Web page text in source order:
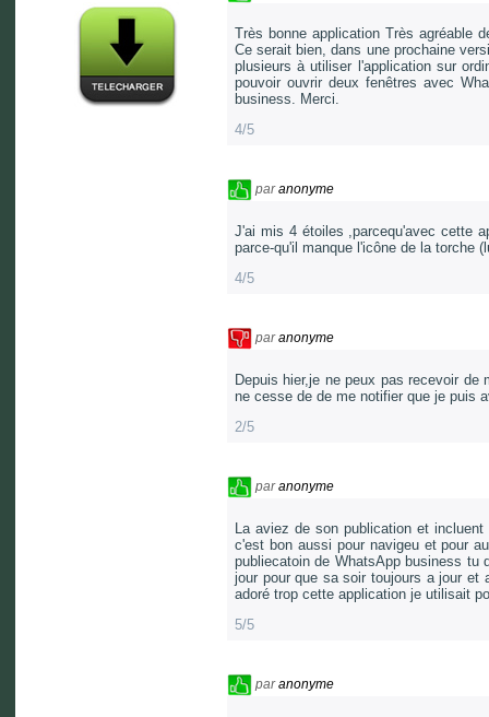
Très bonne application Très agréable
Ce serait bien, dans une prochaine
plusieurs à utiliser l'application sur
pouvoir ouvrir deux fenêtres avec
business. Merci.
4/5
paranonyme
J'ai mis 4 étoiles ,parcequ'avec cette
parce-qu'il manque l'icône de la torche
4/5
paranonyme
Depuis hier,je ne peux pas recevoir
ne cesse de de me notifier que je puis
2/5
paranonyme
La aviez de son publication et
c'est bon aussi pour navigeu et pour
publiecatoin de WhatsApp business tu
jour pour que sa soir toujours a jour et
adoré trop cette application je utilisait
5/5
paranonyme